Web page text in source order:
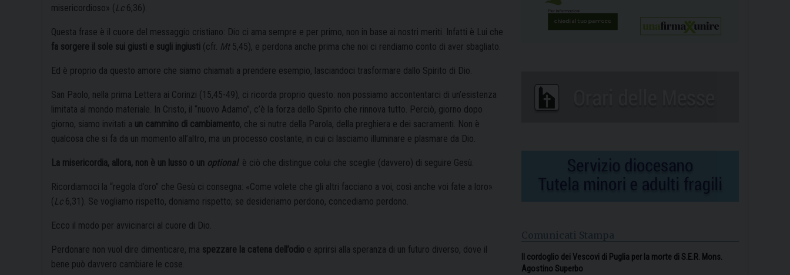
misericordioso» ( Lc6,36).
Questa frase è il cuore del messaggio cristiano: Dio ci ama sempre e per primo, non in base ai nostri meriti. Infatti è Lui che
fa sorgere il sole sui giusti e sugli ingiusti (cfr. Mt 5,45), e perdona anche prima che noi ci rendiamo conto di aver sbagliato.
Ed è proprio da questo amore che siamo chiamati a prendere esempio, lasciandoci trasformare dallo Spirito di Dio.
San Paolo, nella prima Lettera ai Corinzi (15,45-49), ci ricorda proprio questo: non possiamo accontentarci di un’esistenza
limitata al mondo materiale. In Cristo, il “nuovo Adamo”, c’è la forza dello Spirito che rinnova tutto. Perciò, giorno dopo
giorno, siamo invitati a un cammino di cambiamento, che si nutre della Parola, della preghiera e dei sacramenti. Non è
qualcosa che si fa da un momento all’altro, ma un processo costante, in cui ci lasciamo illuminare e plasmare da Dio.
La misericordia, allora, non è un lusso o un optional: è ciò che distingue colui che sceglie (davvero) di seguire Gesù.
Ricordiamoci la “regola d’oro” che Gesù ci consegna: «Come volete che gli altri facciano a voi, così anche voi fate a loro»
( Lc 6,31). Se vogliamo rispetto, doniamo rispetto; se desideriamo perdono, concediamo perdono.
Ecco il modo per avvicinarci al cuore di Dio.
Perdonare non vuol dire dimenticare, ma spezzare la catena dell’odio e aprirsi alla speranza di un futuro diverso, dove il
bene può davvero cambiare le cose.
Comunicati Stampa
Il cordoglio dei Vescovi di Puglia per la morte di S.E.R. Mons.
Agostino Superbo